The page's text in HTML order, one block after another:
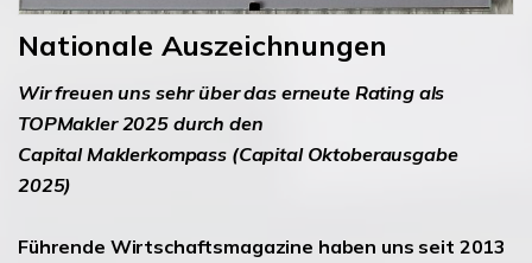
Nationale Auszeichnungen
Wir freuen uns sehr über das erneute Rating als
TOPMakler 2025 durch den
Capital Maklerkompass (Capital Oktoberausgabe
2025)
Führende Wirtschaftsmagazine haben uns seit 2013